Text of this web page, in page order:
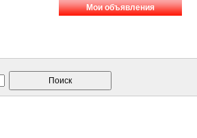
Мои объявления